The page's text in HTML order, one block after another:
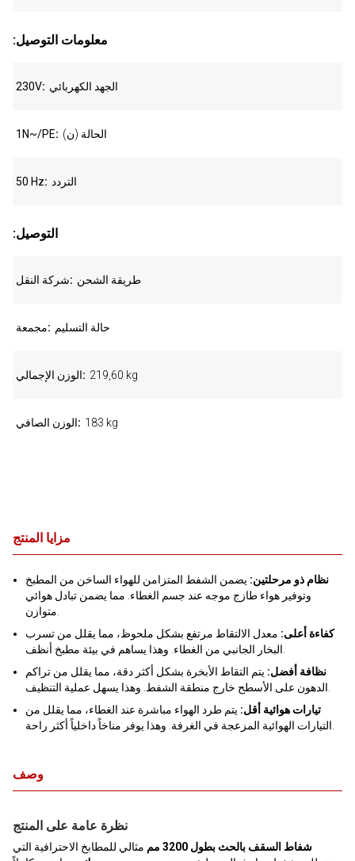
مزايا المنتج
نظام ذو مرحلتين: يضمن الشفط المتزامن للهواء الساخن من المطبخ
وتوفير هواء طازج موجه عند جسم الغطاء. مما يضمن تبادل هوائي
كفاءة أعلى: معدل الالتقاط مرتفع بشكل ملحوظ، مما يقلل من تسرب
نظافة أفضل: يتم التقاط الأبخرة بشكل أكثر دقة، مما يقلل من تراكم
تيارات هوائية أقل: يتم طرد الهواء مباشرة عند الغطاء، مما يقلل من
وصف
نظرة عامة على المنتج
شفاط السقف بالحث بطول 3200 مم
مثالي للمطابخ الاحترافية التي
:معلومات التوصيل
230V الجهد الكهربائي
1N~/PE الحالة (ن)
50 Hz التردد
:التوصيل
شركة النقل طريقة الشحن
مجمعة حالة التسليم
الوزن الإجمالي 219,60 kg
الوزن الصافي 183 kg